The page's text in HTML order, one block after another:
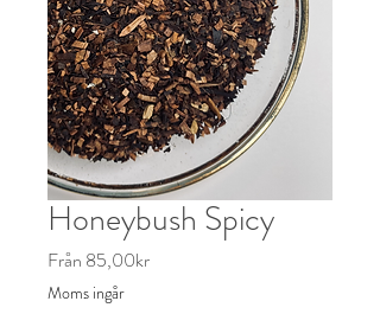
Honeybush Spicy
Från 85,00krReapris
Moms ingår